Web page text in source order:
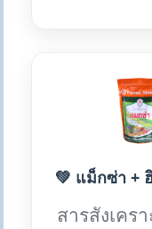
💚 แม็กซ่า +
สารสังเคร